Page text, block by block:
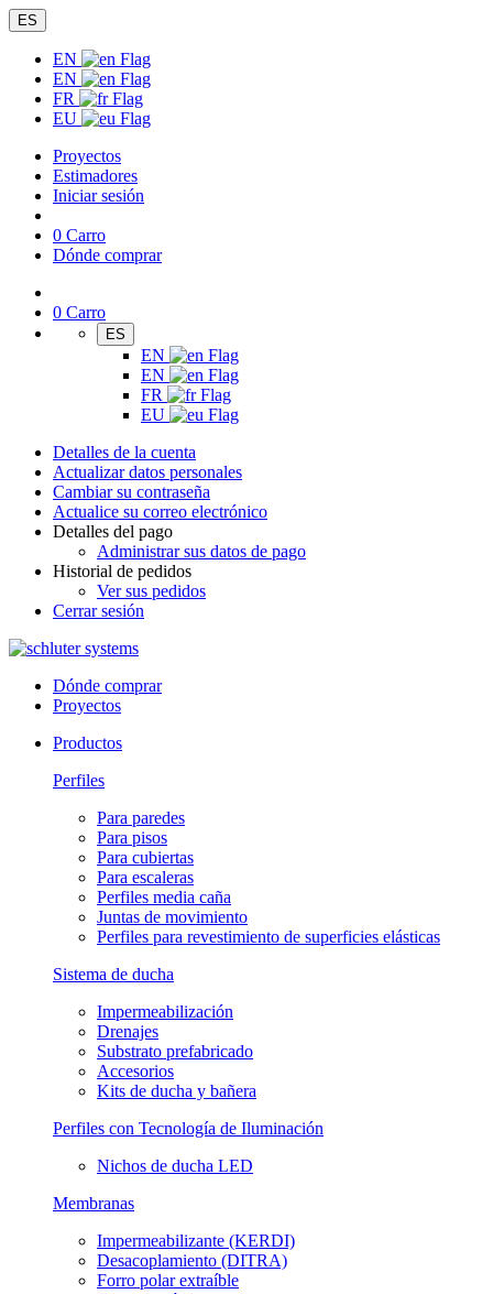
ES
EN
EN
FR
EU
Proyectos
Estimadores
Iniciar sesión
0 Carro
Dónde comprar
0 Carro
ES
EN
EN
FR
EU
Detalles de la cuenta
Actualizar datos personales
Cambiar su contraseña
Actualice su correo electrónico
Detalles del pago
Administrar sus datos de pago
Historial de pedidos
Ver sus pedidos
Cerrar sesión
Dónde comprar
Proyectos
Productos
Perfiles
Para paredes
Para pisos
Para cubiertas
Para escaleras
Perfiles media caña
Juntas de movimiento
Perfiles para revestimiento de superficies elásticas
Sistema de ducha
Impermeabilización
Drenajes
Substrato prefabricado
Accesorios
Kits de ducha y bañera
Perfiles con Tecnología de Iluminación
Nichos de ducha LED
Membranas
Impermeabilizante (KERDI)
Desacoplamiento (DITRA)
Forro polar extraíble